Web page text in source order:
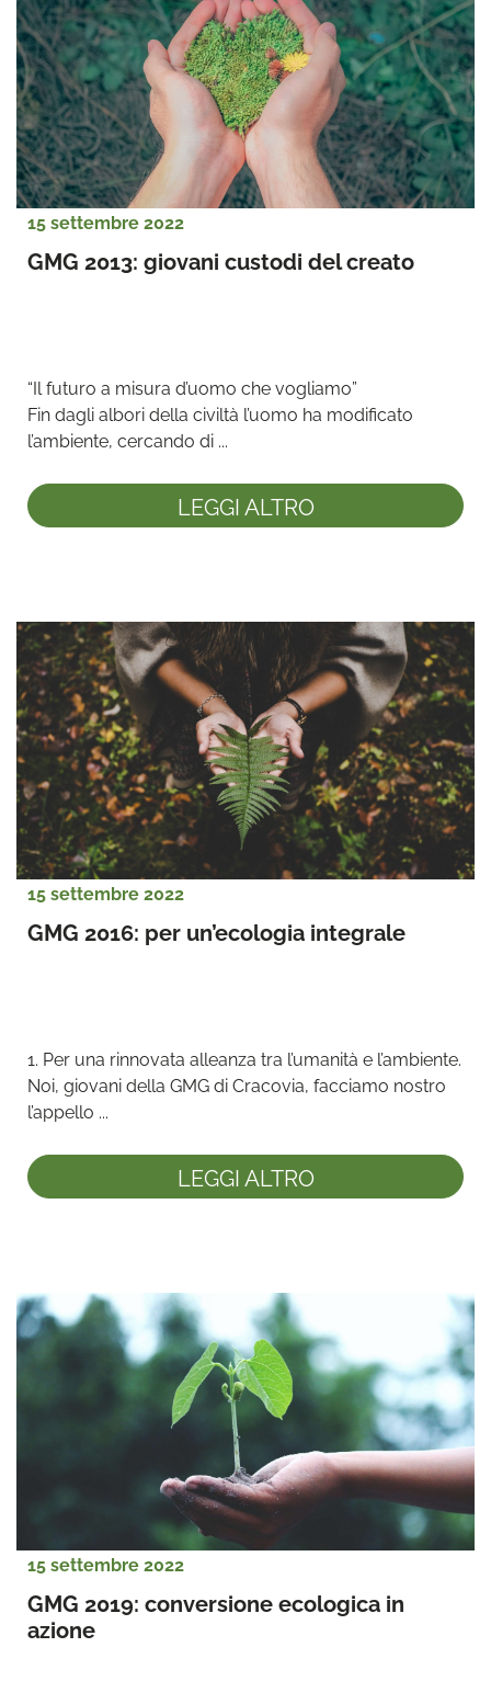
15 settembre 2022
GMG 2013: giovani custodi del creato
“Il futuro a misura d’uomo che vogliamo”
Fin dagli albori della civiltà l’uomo ha modificato
l’ambiente, cercando di ...
LEGGI ALTRO
15 settembre 2022
GMG 2016: per un’ecologia integrale
1. Per una rinnovata alleanza tra l’umanità e l’ambiente.
Noi, giovani della GMG di Cracovia, facciamo nostro
l’appello ...
LEGGI ALTRO
15 settembre 2022
GMG 2019: conversione ecologica in
azione